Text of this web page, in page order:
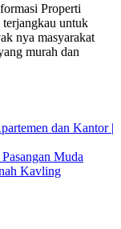
Properti
terjangkau untuk
nya masyarakat
murah dan
dan Kantor |
Muda
Kavling